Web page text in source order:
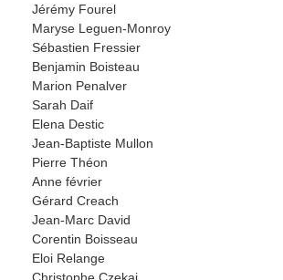
Jérémy Fourel
Maryse Leguen-Monroy
Sébastien Fressier
Benjamin Boisteau
Marion Penalver
Sarah Daif
Elena Destic
Jean-Baptiste Mullon
Pierre Théon
Anne février
Gérard Creach
Jean-Marc David
Corentin Boisseau
Eloi Relange